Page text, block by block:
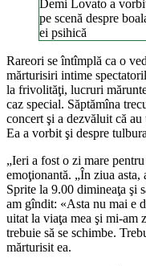
Demi Lovato a
pe scenă despre
ei psihică
Rareori se întîmplă ca o
mărturisiri intime
la frivolităţi, lucruri
caz special. Săptămîna
concert şi a dezvăluit că
Ea a vorbit şi despre
„Ieri a fost o zi mare
emoţionantă. „În ziua asta,
Sprite la 9.00 dimineaţa şi
am gîndit: «Asta nu mai e
uitat la viaţa mea şi mi-am
trebuie să se schimbe.
mărturisit ea.